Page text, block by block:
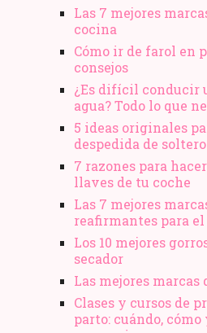
Las 7 mejores
cocina
Cómo ir de farol en
consejos
¿Es difícil conducir
agua? Todo lo que
5 ideas originales
despedida de soltero
7 razones para
llaves de tu coche
Las 7 mejores
reafirmantes para
Los 10 mejores
secador
Las mejores marcas
Clases y cursos de
parto: cuándo, cómo